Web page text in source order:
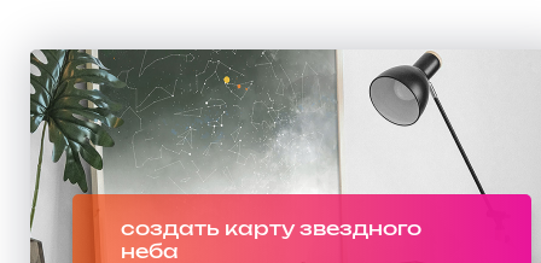
создать карту звездного
неба